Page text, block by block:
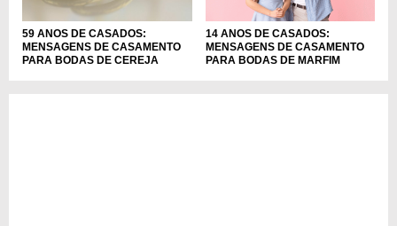
59 ANOS DE CASADOS:
MENSAGENS DE CASAMENTO
PARA BODAS DE CEREJA
14 ANOS DE CASADOS:
MENSAGENS DE CASAMENTO
PARA BODAS DE MARFIM